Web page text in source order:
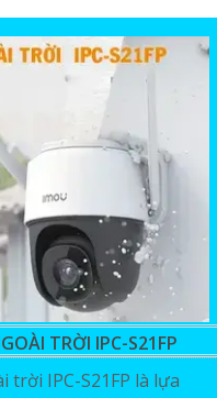
TRỜI IPC-S21FP
trời IPC-S21FP là lựa